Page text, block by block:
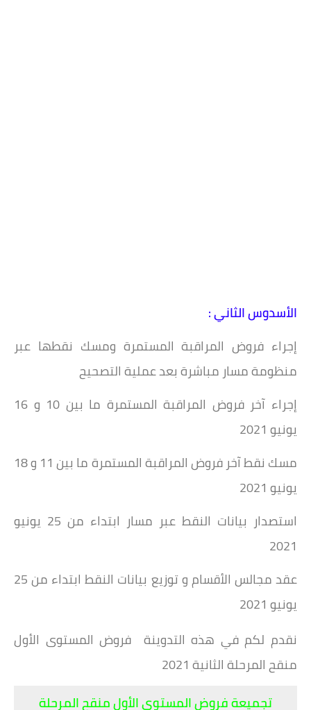
الأسدوس الثاني :
إجراء فروض المراقبة المستمرة ومسك نقطها عبر
منظومة مسار مباشرة بعد عملية التصحيح
إجراء آخر فروض المراقبة المستمرة ما بين 10 و 16
يونيو 2021
مسك نقط آخر فروض المراقبة المستمرة ما بين 11 و 18
يونيو 2021
استصدار بيانات النقط عبر مسار ابتداء من 25 يونيو
2021
عقد مجالس الأقسام و توزيع بيانات النقط ابتداء من 25
يونيو 2021
نقدم لكم في هذه التدوينة فروض المستوى الأول
منقح المرحلة الثانية 2021
تجميعة فروض المستوى الأول منقح المرحلة